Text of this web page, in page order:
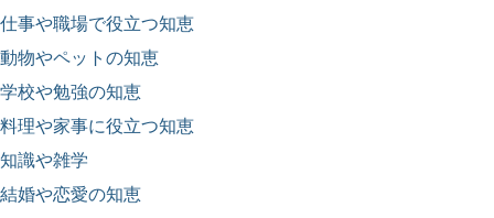
仕事や職場で役立つ知恵
動物やペットの知恵
学校や勉強の知恵
料理や家事に役立つ知恵
知識や雑学
結婚や恋愛の知恵